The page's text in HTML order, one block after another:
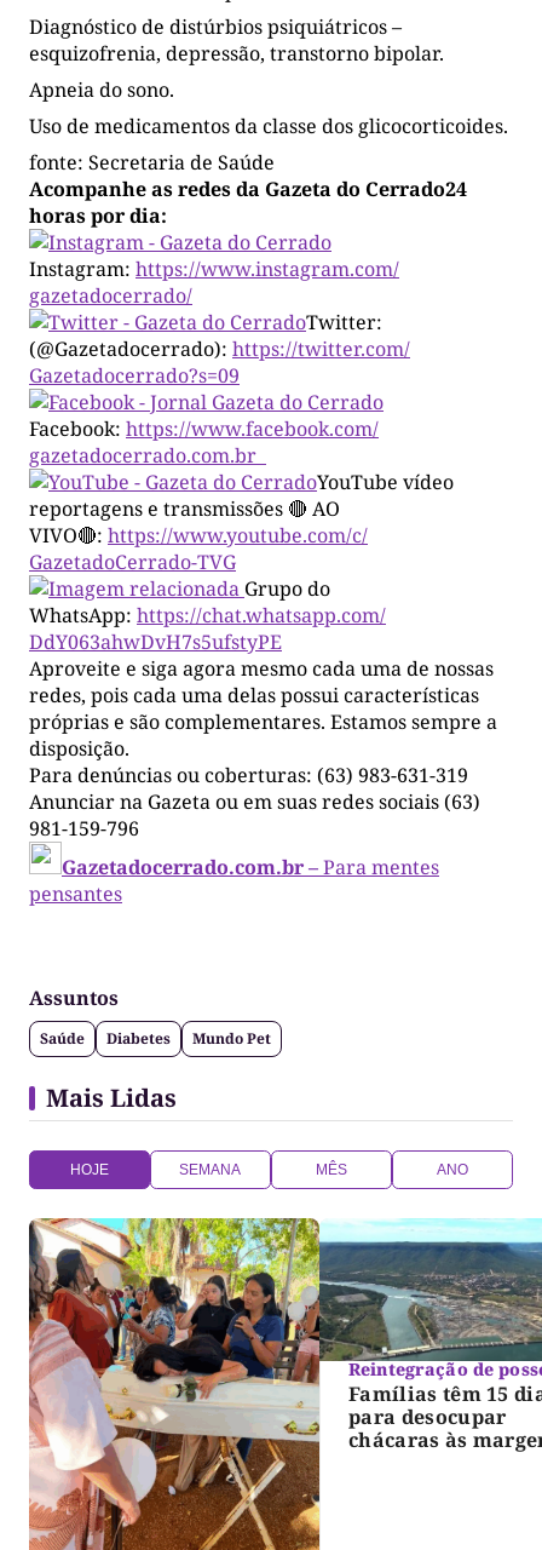
Diagnóstico de distúrbios psiquiátricos –
esquizofrenia, depressão, transtorno bipolar.
Apneia do sono.
Uso de medicamentos da classe dos glicocorticoides.
fonte: Secretaria de Saúde
Acompanhe as redes da Gazeta do Cerrado24
horas por dia:
Instagram: https://www.instagram.com/
gazetadocerrado/
Twitter:
(@Gazetadocerrado): https://twitter.com/
Gazetadocerrado?s=09
Facebook: https://www.facebook.com/
gazetadocerrado.com.br
YouTube vídeo
reportagens e transmissões 🔴 AO
VIVO🔴: https://www.youtube.com/c/
GazetadoCerrado-TVG
Grupo do
WhatsApp: https://chat.whatsapp.com/
DdY063ahwDvH7s5ufstyPE
Aproveite e siga agora mesmo cada uma de nossas
redes, pois cada uma delas possui características
próprias e são complementares. Estamos sempre a
disposição.
Para denúncias ou coberturas: (63) 983-631-319
Anunciar na Gazeta ou em suas redes sociais (63)
981-159-796
Gazetadocerrado.com.br –Para mentes
pensantes
Assuntos
Saúde Diabetes Mundo Pet
Mais Lidas
HOJE SEMANA MÊS ANO
Reintegração de
Famílias têm 15
para desocupar
chácaras às